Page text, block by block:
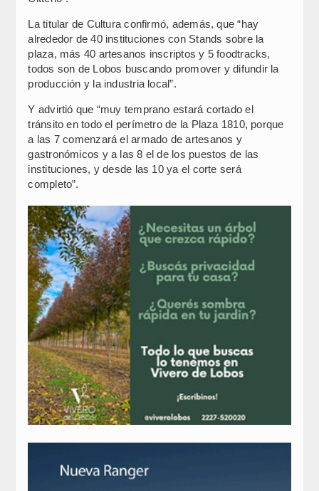
La titular de Cultura confirmó, además, que “hay
alrededor de 40 instituciones con Stands sobre la
plaza, más 40 artesanos inscriptos y 5 foodtracks,
todos son de Lobos buscando promover y difundir la
producción y la industria local”.
Y advirtió que “muy temprano estará cortado el
tránsito en todo el perímetro de la Plaza 1810, porque
a las 7 comenzará el armado de artesanos y
gastronómicos y a las 8 el de los puestos de las
instituciones, y desde las 10 ya el corte será
completo”.